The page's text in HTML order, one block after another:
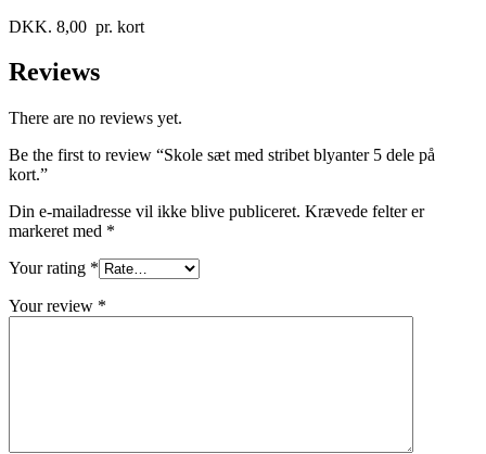
DKK. 8,00 pr. kort
Reviews
There are no reviews yet.
Be the first to review “Skole sæt med stribet blyanter 5 dele på
kort.”
Din e-mailadresse vil ikke blive publiceret. Krævede felter er
markeret med *
Your rating *
Your review *